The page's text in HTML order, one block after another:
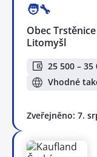
🧑‍🔧
Obec Trstěnice
Litomyšl
25 500 – 35
Vhodné
Zveřejněno: 7.